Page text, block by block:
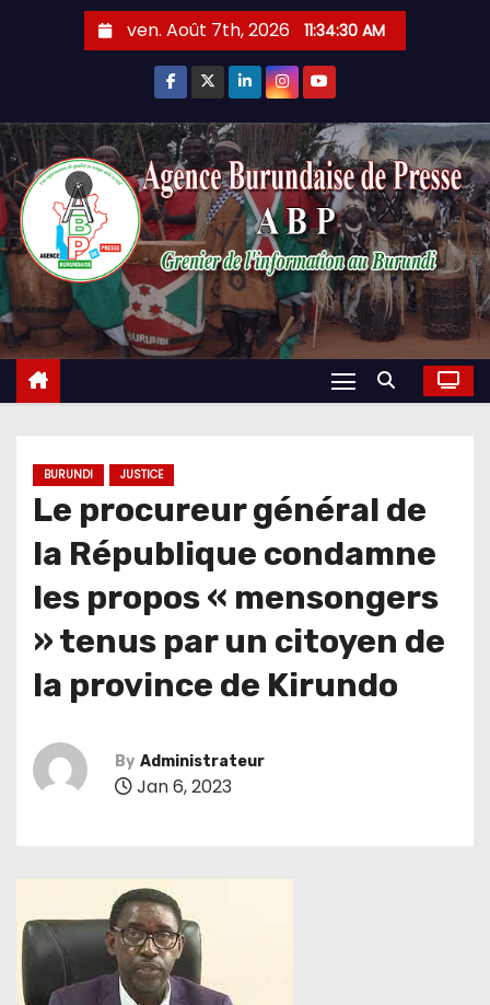
ven. Août 7th, 2026 11:34:31 AM
BURUNDI JUSTICE
Le procureur général de
la République condamne
les propos « mensongers
» tenus par un citoyen de
la province de Kirundo
By Administrateur
Jan 6, 2023